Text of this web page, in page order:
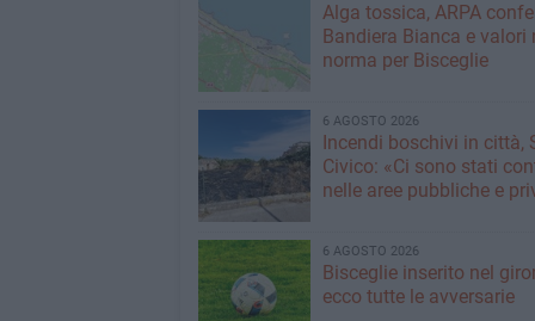
Alga tossica, ARPA
Bandiera Bianca e valori
norma per Bisceglie
6 AGOSTO 2026
Incendi boschivi in città,
Civico: «Ci sono stati
nelle aree pubbliche e
6 AGOSTO 2026
Bisceglie inserito nel
ecco tutte le avversarie